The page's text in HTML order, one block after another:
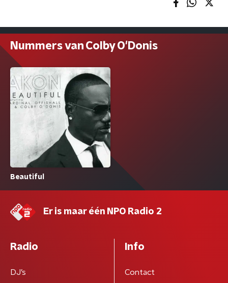
Nummers van Colby O'Donis
Beautiful
Er is maar één NPO Radio 2
Radio
DJ’s
Info
Contact